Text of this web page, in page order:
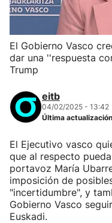
El Gobierno Vasco
dar una ''respuesta
Trump
eitb
04/02/2025 - 13:42
Última actualización
El Ejecutivo vasco
que al respecto
portavoz María
imposición de
"incertidumbre", y
Gobierno Vasco
Euskadi.